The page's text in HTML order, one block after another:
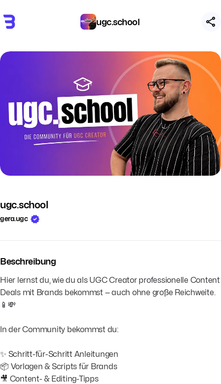
ugc.school
ugc.school
gera.ugc
Beschreibung
Hier lernst du, wie du als UGC Creator professionelle Content
Deals mit Brands bekommst — auch ohne große Reichweite.
📱💸
In der Community bekommst du:
✨ Schritt-für-Schritt Anleitungen
📦 Vorlagen & Scripts für Brands
🎥 Content- & Editing-Tipps